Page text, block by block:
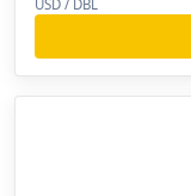
USD / DBL